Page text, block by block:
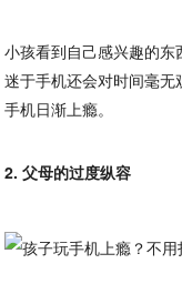
小孩看到自己感兴趣的
迷于手机还会对时间毫
手机日渐上瘾。
2. 父母的过度纵容